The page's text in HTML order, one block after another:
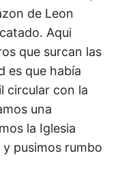
de Leon
Aqui
que surcan las
es que había
circular con la
una
la Iglesia
pusimos rumbo